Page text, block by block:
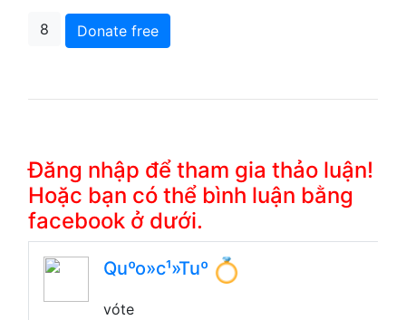
8 Donate free
Đăng nhập để tham gia thảo luận!
Hoặc bạn có thể bình luận bằng
facebook ở dưới.
Quºo»c¹»Tuº
vóte